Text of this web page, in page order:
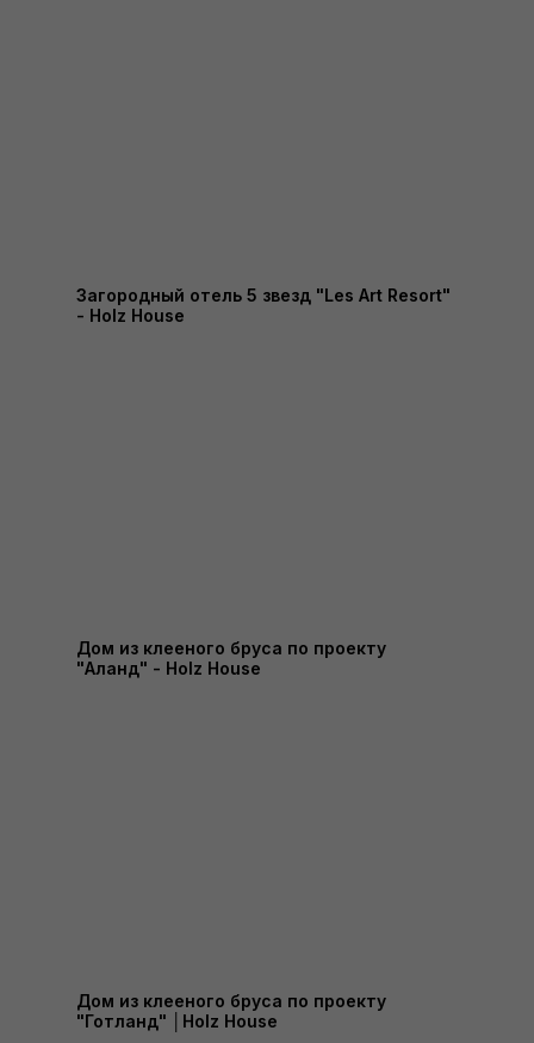
Загородный отель 5 звезд "Les Art Resort"
- Holz House
Дом из клееного бруса по проекту
"Аланд" - Holz House
Дом из клееного бруса по проекту
"Готланд" │Holz House